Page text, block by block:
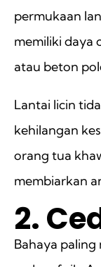
permukaan
memiliki daya
atau beton
Lantai licin
kehilangan
orang tua
membiarkan
2.
Bahaya paling